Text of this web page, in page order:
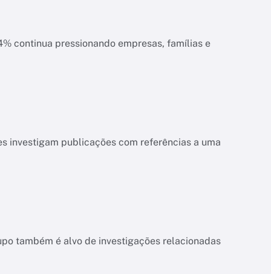
e
investigam publicações com referências a uma
também é alvo de investigações relacionadas